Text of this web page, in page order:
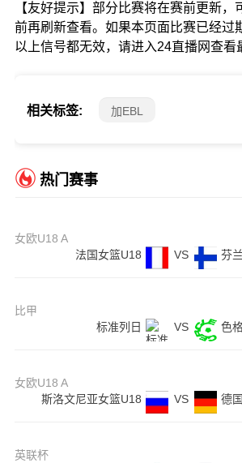
【友好提示】部分比赛将在赛前更新，
前再刷新查看。如果本页面比赛已经过
以上信号都无效，请进入24直播网查看
相关标签: 加EBL
热门赛事
女欧U18 A
法国女篮U18
VS 芬
比甲
标准列日
VS 色
女欧U18 A
斯洛文尼亚女篮U18
VS 德
英联杯